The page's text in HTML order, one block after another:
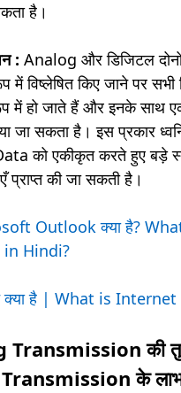
है।
: Analog और डिजिटल दोनों
में विष्लेषित किए जाने पर
में हो जाते हैं और इनके साथ
जा सकता है। इस प्रकार
को एकीकृत करते हुए बड़े
प्राप्त की जा सकती है।
Outlook क्या है?
Hindi?
क्या है | What is
Transmission की
Transmission के